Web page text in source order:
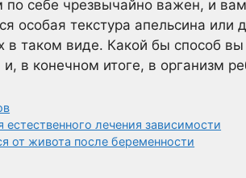
себе чрезвычайно важен, и
особая текстура апельсина или
в таком виде. Какой бы способ
и, в конечном итоге, в организм
естественного лечения зависимости
от живота после беременности